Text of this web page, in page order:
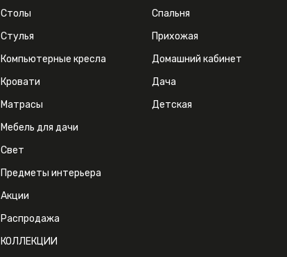
Столы
Стулья
Компьютерные кресла
Кровати
Матрасы
Мебель для дачи
Свет
Предметы интерьера
Акции
Распродажа
КОЛЛЕКЦИИ
Спальня
Прихожая
Домашний кабинет
Дача
Детская